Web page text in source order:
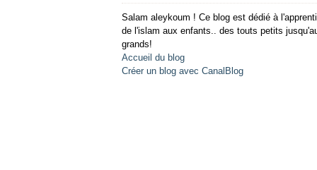
Salam aleykoum ! Ce blog est dédié à
de l'islam aux enfants.. des touts petits
grands!
Accueil du blog
Créer un blog avec CanalBlog